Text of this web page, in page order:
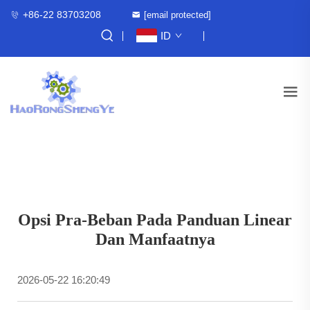
+86-22 83703208 [email protected]
ID
Opsi Pra-Beban Pada Panduan Linear
Dan Manfaatnya
2026-05-22 16:20:49